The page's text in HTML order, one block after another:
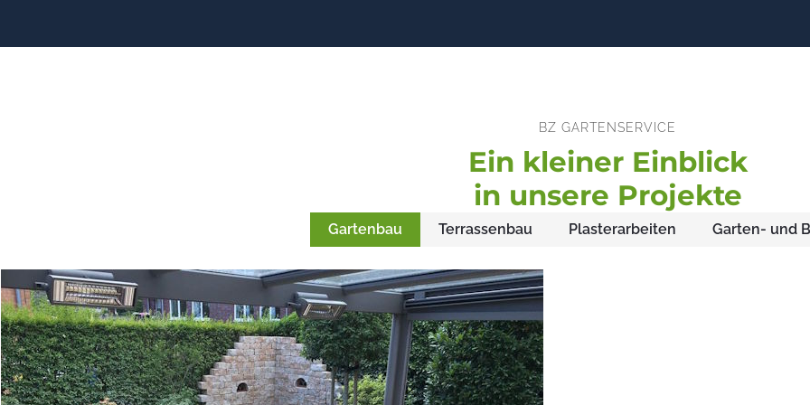
BZ GARTENSERVICE
Ein kleiner Einblick
in unsere Projekte
Gartenbau Terrassenbau Plasterarbeiten Garten- und